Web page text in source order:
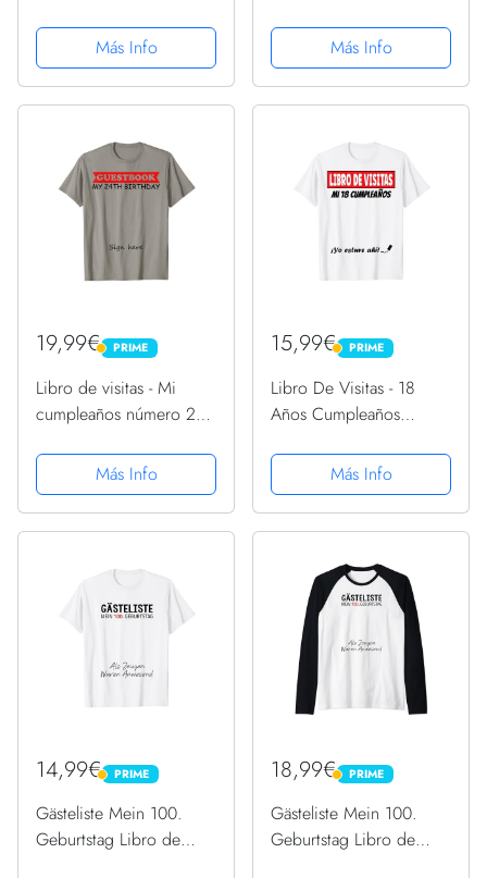
Más Info
Más Info
19,99€ PRIME
PRIME
Libro de visitas - Mi
cumpleaños número 24
Más Info
15,99€ PRIME
PRIME
Libro De Visitas - 18
Años Cumpleaños
CamisetaMás Info
14,99€ PRIME
PRIME
Gästeliste Mein 100.
Geburtstag Libro de
18,99€ PRIME
PRIME
Gästeliste Mein 100.
Geburtstag Libro de